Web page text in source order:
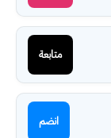
متابعة
انضم